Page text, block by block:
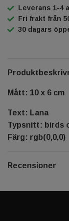
Leverans 1-4
Fri frakt från
30 dagars
Mått: 10 x 6 cm
Text: Lana
Typsnitt: birds
Färg: rgb(0,0,0)
Recensioner